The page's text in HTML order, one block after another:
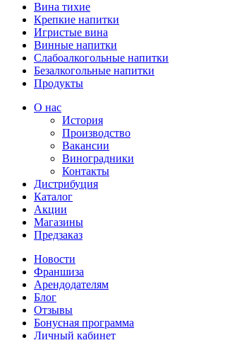
Вина тихие
Крепкие напитки
Игристые вина
Винные напитки
Слабоалкогольные напитки
Безалкогольные напитки
Продукты
О нас
История
Производство
Вакансии
Виноградники
Контакты
Дистрибуция
Каталог
Акции
Магазины
Предзаказ
Новости
Франшиза
Арендодателям
Блог
Отзывы
Бонусная программа
Личный кабинет